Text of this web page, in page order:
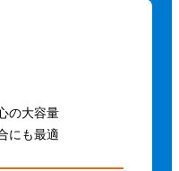
の大容量
にも最適